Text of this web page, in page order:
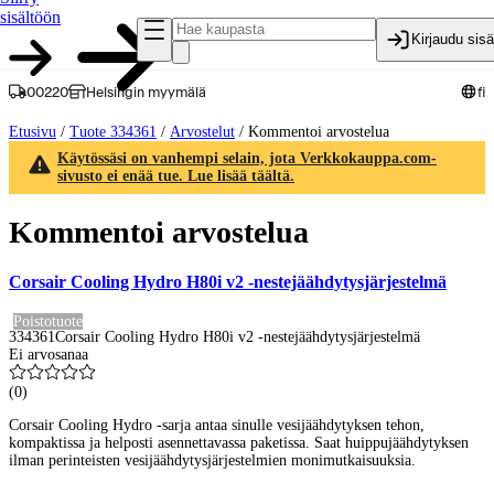
sisältöön
Kirjaudu
00220 Helsingin myymälä fi
Etusivu / Tuote 334361 / Arvostelut / Kommentoi arvostelua
Käytössäsi on vanhempi selain, jota Verkkokauppa.com-
sivusto ei enää tue. Lue lisää täältä.
Kommentoi arvostelua
Corsair Cooling Hydro H80i v2 -nestejäähdytysjärjestelmä
Poistotuote
334361 Corsair Cooling Hydro H80i v2 -nestejäähdytysjärjestelmä
Ei arvosanaa
(0)
Corsair Cooling Hydro -sarja antaa sinulle vesijäähdytyksen tehon,
kompaktissa ja helposti asennettavassa paketissa. Saat huippujäähdytyksen
ilman perinteisten vesijäähdytysjärjestelmien monimutkaisuuksia.